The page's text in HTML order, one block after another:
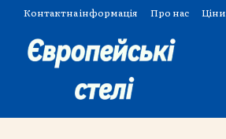
Перейти до основного контенту
Контактна інформація Про нас Ціни